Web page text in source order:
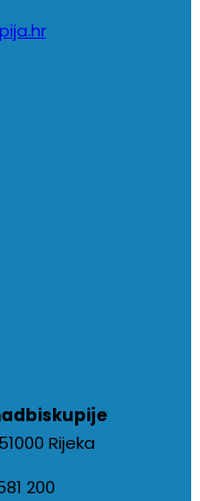
Rijeka
200